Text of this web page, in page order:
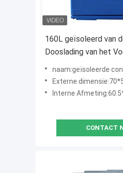
160L geïsoleerd van
Dooslading van het
het Bakseldienblad
naam:geïsoleerde container
Externe
Interne
CONTACT